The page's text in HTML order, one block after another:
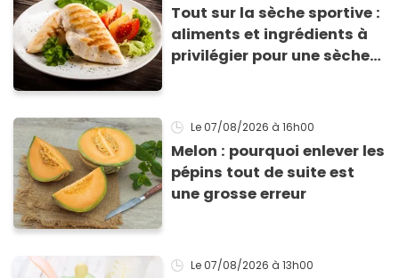
Tout sur la sèche sportive :
aliments et ingrédients à
privilégier pour une sèche
Le 07/08/2026 à 16h00
Melon : pourquoi enlever les
pépins tout de suite est
une grosse erreur
Le 07/08/2026 à 13h00